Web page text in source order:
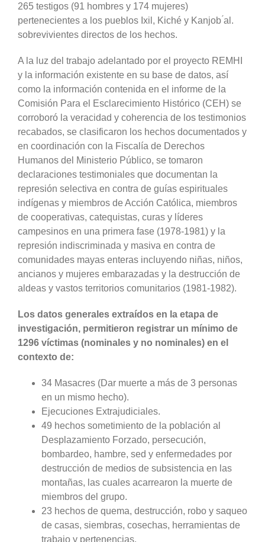
265 testigos (91 hombres y 174 mujeres)
pertenecientes a los pueblos Ixil, Kiché y Kanjob ́al.
sobrevivientes directos de los hechos.
A la luz del trabajo adelantado por el proyecto REMHI
y la información existente en su base de datos, así
como la información contenida en el informe de la
Comisión Para el Esclarecimiento Histórico (CEH) se
corroboró la veracidad y coherencia de los testimonios
recabados, se clasificaron los hechos documentados y
en coordinación con la Fiscalía de Derechos
Humanos del Ministerio Público, se tomaron
declaraciones testimoniales que documentan la
represión selectiva en contra de guías espirituales
indígenas y miembros de Acción Católica, miembros
de cooperativas, catequistas, curas y líderes
campesinos en una primera fase (1978-1981) y la
represión indiscriminada y masiva en contra de
comunidades mayas enteras incluyendo niñas, niños,
ancianos y mujeres embarazadas y la destrucción de
aldeas y vastos territorios comunitarios (1981-1982).
Los datos generales extraídos en la etapa de
investigación, permitieron registrar un mínimo de
1296 víctimas (nominales y no nominales) en el
contexto de:
34 Masacres (Dar muerte a más de 3 personas
en un mismo hecho).
Ejecuciones Extrajudiciales.
49 hechos sometimiento de la población al
Desplazamiento Forzado, persecución,
bombardeo, hambre, sed y enfermedades por
destrucción de medios de subsistencia en las
montañas, las cuales acarrearon la muerte de
miembros del grupo.
23 hechos de quema, destrucción, robo y saqueo
de casas, siembras, cosechas, herramientas de
trabajo y pertenencias.